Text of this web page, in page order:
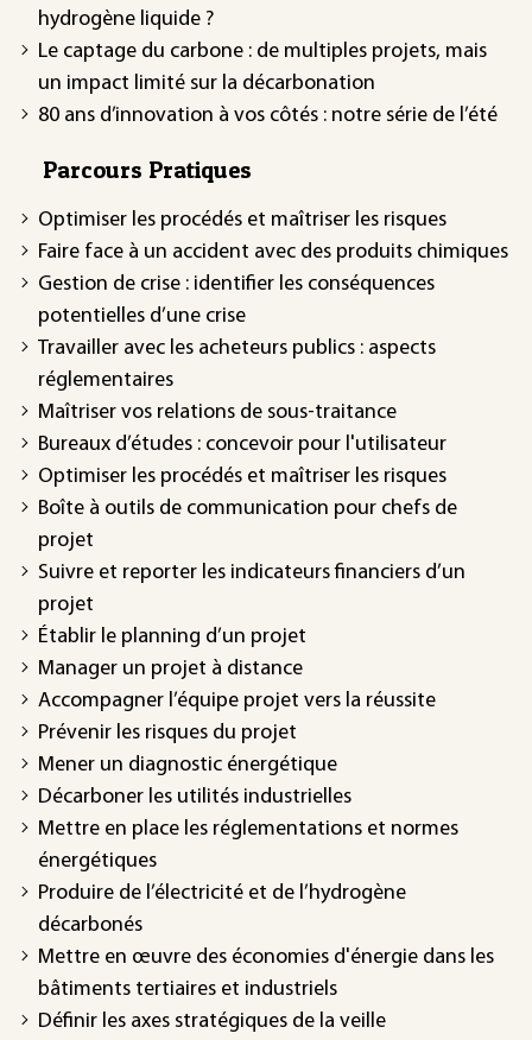
hydrogène liquide ?
Le captage du carbone : de multiples projets, mais
un impact limité sur la décarbonation
80 ans d’innovation à vos côtés : notre série de l’été
Parcours Pratiques
Optimiser les procédés et maîtriser les risques
Faire face à un accident avec des produits chimiques
Gestion de crise : identifier les conséquences
potentielles d’une crise
Travailler avec les acheteurs publics : aspects
réglementaires
Maîtriser vos relations de sous-traitance
Bureaux d’études : concevoir pour l'utilisateur
Optimiser les procédés et maîtriser les risques
Boîte à outils de communication pour chefs de
projet
Suivre et reporter les indicateurs financiers d’un
projet
Établir le planning d’un projet
Manager un projet à distance
Accompagner l’équipe projet vers la réussite
Prévenir les risques du projet
Mener un diagnostic énergétique
Décarboner les utilités industrielles
Mettre en place les réglementations et normes
énergétiques
Produire de l’électricité et de l’hydrogène
décarbonés
Mettre en œuvre des économies d'énergie dans les
bâtiments tertiaires et industriels
Définir les axes stratégiques de la veille